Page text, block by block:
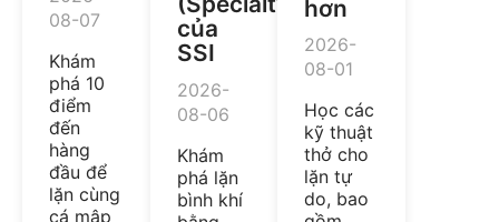
08-07
Khám
phá 10
điểm
đến
hàng
đầu để
lặn cùng
cá mập
của
SSI
2026-
08-06
Khám
phá lặn
bình khí
hơn
2026-
08-01
Học các
kỹ thuật
thở cho
lặn tự
do, bao